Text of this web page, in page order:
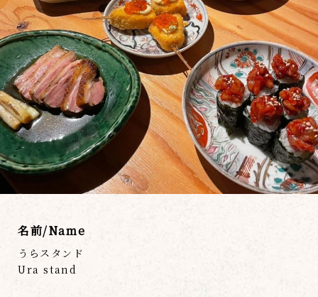
名前/Name
うらスタンド
Ura stand